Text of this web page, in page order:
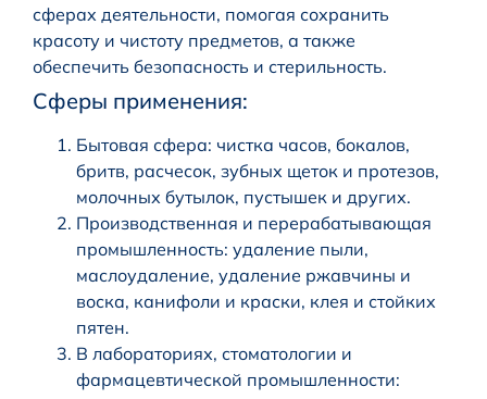
сферах деятельности, помогая сохранить
красоту и чистоту предметов, а также
обеспечить безопасность и стерильность.
Сферы применения:
Бытовая сфера: чистка часов, бокалов,
бритв, расчесок, зубных щеток и протезов,
молочных бутылок, пустышек и других.
Производственная и перерабатывающая
промышленность: удаление пыли,
маслоудаление, удаление ржавчины и
воска, канифоли и краски, клея и стойких
пятен.
В лабораториях, стоматологии и
фармацевтической промышленности: